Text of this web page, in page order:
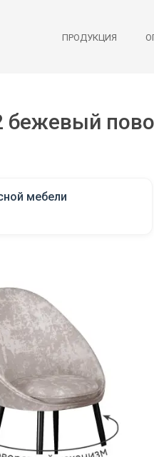
ПРОДУКЦИЯ
бежевый
мебели